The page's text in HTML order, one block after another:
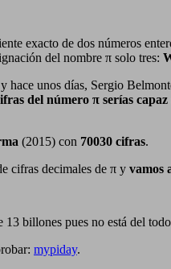
exacto de dos números
del nombre π solo tres:
y hace unos días, Sergio
del número π serías
(2015) con 70030 cifras.
cifras decimales de π y vamos
13 billones pues no está del
mypiday.